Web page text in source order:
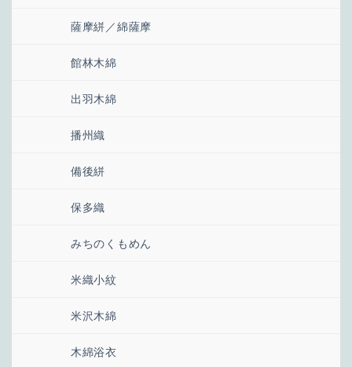
薩摩絣／綿薩摩
館林木綿
出羽木綿
播州織
備後絣
保多織
みちのくもめん
米織小紋
米沢木綿
木綿浴衣